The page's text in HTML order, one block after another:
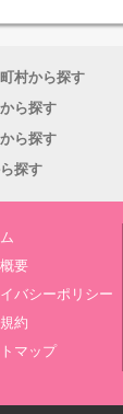
村から探す
ら探す
ら探す
探す
要
バシーポリシー
約
マップ